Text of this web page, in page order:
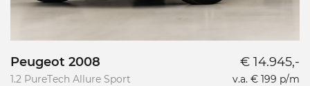
Peugeot 2008
1.2 PureTech Allure Sport
€ 14.945,-
v.a. € 199 p/m